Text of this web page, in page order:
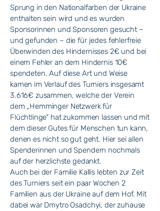
Sprung in den Nationalfarben der Ukraine
enthalten sein wird und es wurden
Sponsorinnen und Sponsoren gesucht –
und gefunden – die für jedes fehlerfreie
Überwinden des Hindernisses 2€ und bei
einem Fehler an dem Hindernis 10€
spendeten. Auf diese Art und Weise
kamen im Verlauf des Turniers insgesamt
3.616€ zusammen, welche der Verein
dem „Hemminger Netzwerk für
Flüchtlinge“ hat zukommen lassen und mit
dem dieser Gutes für Menschen tun kann,
denen es nicht so gut geht. Hier sei allen
Spenderinnen und Spendern nochmals
auf der herzlichste gedankt.
Auch bei der Familie Kallis lebten zur Zeit
des Turniers seit ein paar Wochen 2
Familien aus der Ukraine auf dem Hof. Mit
dabei war Dmytro Osadchyi, der zuhause